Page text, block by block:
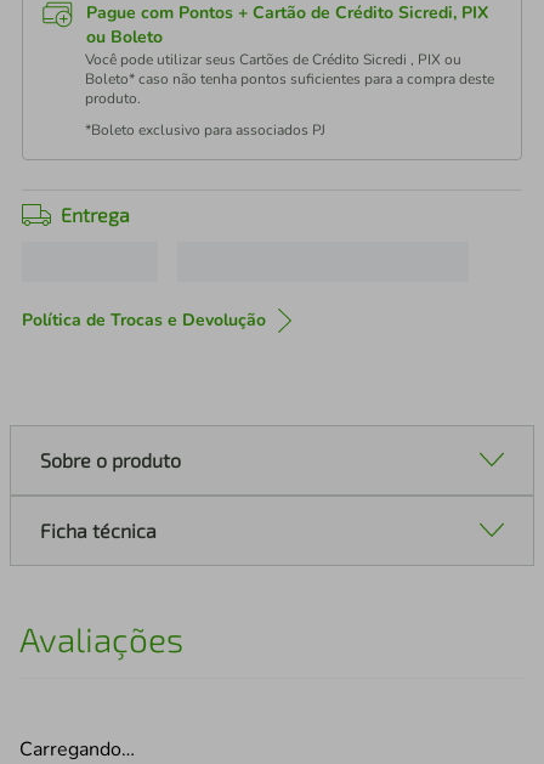
Pague com Pontos + Cartão de Crédito Sicredi, PIX
ou Boleto
Você pode utilizar seus Cartões de Crédito Sicredi , PIX ou
Boleto* caso não tenha pontos suficientes para a compra deste
produto.
*Boleto exclusivo para associados PJ
Entrega
Política de Trocas e Devolução
Sobre o produto
Ficha técnica
Avaliações
Carregando…